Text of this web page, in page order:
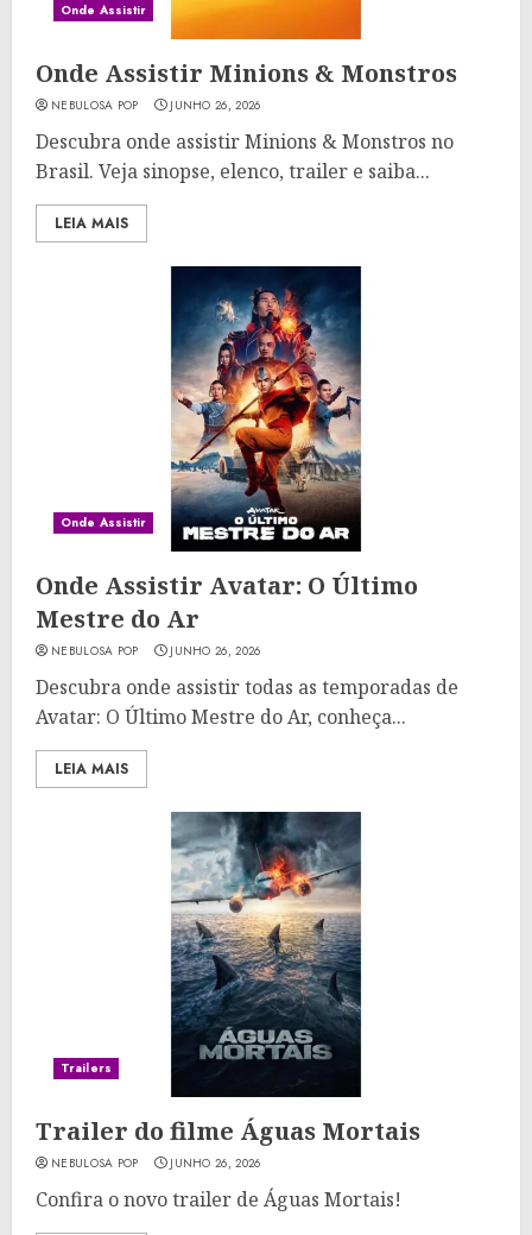
Onde Assistir
Onde Assistir Minions & Monstros
NEBULOSA POP JUNHO 26, 2026
Descubra onde assistir Minions & Monstros no
Brasil. Veja sinopse, elenco, trailer e saiba...
LEIA MAIS
Onde Assistir
Onde Assistir Avatar: O Último
Mestre do Ar
NEBULOSA POP JUNHO 26, 2026
Descubra onde assistir todas as temporadas de
Avatar: O Último Mestre do Ar, conheça...
LEIA MAIS
Trailers
Trailer do filme Águas Mortais
NEBULOSA POP JUNHO 26, 2026
Confira o novo trailer de Águas Mortais!